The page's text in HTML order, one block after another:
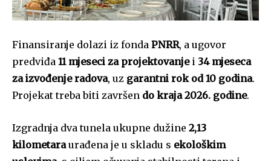
Finansiranje dolazi iz fonda PNRR, a ugovor
predviđa 11 mjeseci za projektovanjei 34 mjeseca
za izvođenje radova, uz garantni rok od 10 godina.
Projekat treba biti završen do kraja 2026. godine.
Izgradnja dva tunela ukupne dužine 2,13
kilometaraurađena je u skladu s ekološkim